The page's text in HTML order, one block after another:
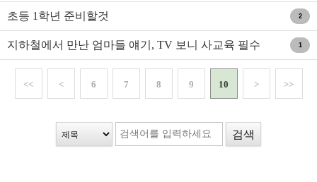
초등 1학년 준비할것 2
지하철에서 만난 엄마들 얘기, TV 보니 사교육 필수
더라
1
<< < 6 7 8 9 10 > >>